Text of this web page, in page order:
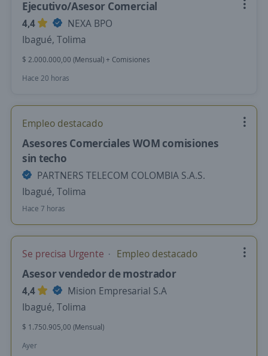
Ejecutivo/Asesor Comercial
4,4
NEXA BPO
Ibagué, Tolima
$ 2.000.000,00 (Mensual) + Comisiones
Hace 20 horas
Empleo destacado
Asesores Comerciales WOM comisiones
sin techo
PARTNERS TELECOM COLOMBIA S.A.S.
Ibagué, Tolima
Hace 7 horas
Se precisa Urgente Empleo destacado
Asesor vendedor de mostrador
4,4
Mision Empresarial S.A
Ibagué, Tolima
$ 1.750.905,00 (Mensual)
Ayer